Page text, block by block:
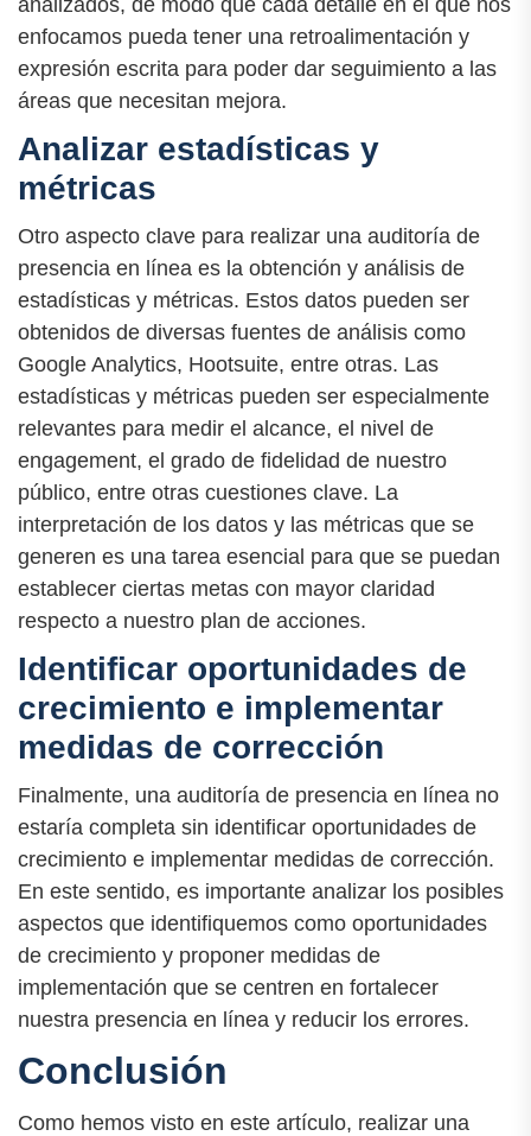
enfocamos pueda tener una retroalimentación y
expresión escrita para poder dar seguimiento a las
áreas que necesitan mejora.
Analizar estadísticas y
métricas
Otro aspecto clave para realizar una auditoría de
presencia en línea es la obtención y análisis de
estadísticas y métricas. Estos datos pueden ser
obtenidos de diversas fuentes de análisis como
Google Analytics, Hootsuite, entre otras. Las
estadísticas y métricas pueden ser especialmente
relevantes para medir el alcance, el nivel de
engagement, el grado de fidelidad de nuestro
público, entre otras cuestiones clave. La
interpretación de los datos y las métricas que se
generen es una tarea esencial para que se puedan
establecer ciertas metas con mayor claridad
respecto a nuestro plan de acciones.
Identificar oportunidades de
crecimiento e implementar
medidas de corrección
Finalmente, una auditoría de presencia en línea no
estaría completa sin identificar oportunidades de
crecimiento e implementar medidas de corrección.
En este sentido, es importante analizar los posibles
aspectos que identifiquemos como oportunidades
de crecimiento y proponer medidas de
implementación que se centren en fortalecer
nuestra presencia en línea y reducir los errores.
Conclusión
Como hemos visto en este artículo, realizar una